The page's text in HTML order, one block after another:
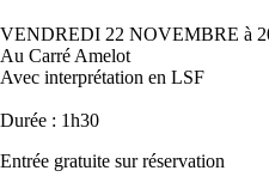
VENDREDI 22 NOVEMBRE à
Au Carré Amelot
Avec interprétation en LSF
Durée : 1h30
Entrée gratuite sur réservation